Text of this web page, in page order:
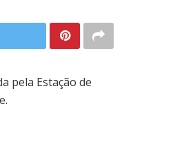
pela Estação de